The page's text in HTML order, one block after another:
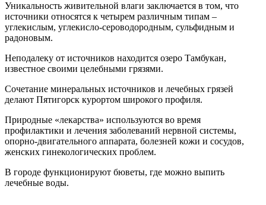
Уникальность живительной влаги заключается в том, что
источники относятся к четырем различным типам –
углекислым, углекисло-сероводородным, сульфидным и
радоновым.
Неподалеку от источников находится озеро Тамбукан,
известное своими целебными грязями.
Сочетание минеральных источников и лечебных грязей
делают Пятигорск курортом широкого профиля.
Природные «лекарства» используются во время
профилактики и лечения заболеваний нервной системы,
опорно-двигательного аппарата, болезней кожи и сосудов,
женских гинекологических проблем.
В городе функционируют бюветы, где можно выпить
лечебные воды.